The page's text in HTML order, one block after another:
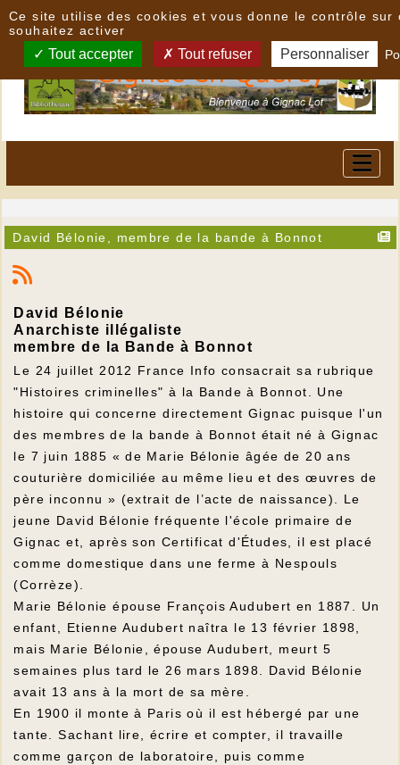
David Bélonie, membre de la bande à Bonnot
David Bélonie
Anarchiste illégaliste
membre de la Bande à Bonnot
Le 24 juillet 2012 France Info consacrait sa rubrique
"Histoires criminelles" à la Bande à Bonnot. Une
histoire qui concerne directement Gignac puisque l'un
des membres de la bande à Bonnot était né à Gignac
le 7 juin 1885 « de Marie Bélonie âgée de 20 ans
couturière domiciliée au même lieu et des œuvres de
père inconnu » (extrait de l’acte de naissance). Le
jeune David Bélonie fréquente l'école primaire de
Gignac et, après son Certificat d'Études, il est placé
comme domestique dans une ferme à Nespouls
(Corrèze).
Marie Bélonie épouse François Audubert en 1887. Un
enfant, Etienne Audubert naîtra le 13 février 1898,
mais Marie Bélonie, épouse Audubert, meurt 5
semaines plus tard le 26 mars 1898. David Bélonie
avait 13 ans à la mort de sa mère.
En 1900 il monte à Paris où il est hébergé par une
tante. Sachant lire, écrire et compter, il travaille
comme garçon de laboratoire, puis comme
Ce site utilise des cookies et vous donne le contrôle sur
souhaitez activer
Tout accepter Tout refuser Personnaliser